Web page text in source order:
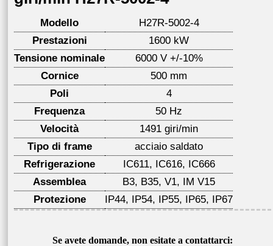
Modello
H27R-5002-4
Prestazioni
1600 kW
Tensione nominale
6000 V +/-10%
Cornice
500 mm
Poli
4
Frequenza
50 Hz
Velocità
1491 giri/min
Tipo di frame
acciaio saldato
Refrigerazione
IC611, IC616, IC666
Assemblea
B3, B35, V1, IM V15
Protezione
IP44, IP54, IP55, IP65, IP67
Se avete domande, non esitate a contattarci: